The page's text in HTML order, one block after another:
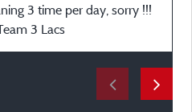
3 time per day, sorry !!!
3 Lacs